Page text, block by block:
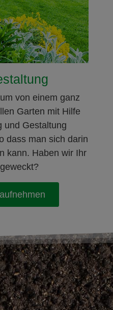
von einem ganz
Garten mit Hilfe
und Gestaltung
dass man sich darin
kann. Haben wir Ihr